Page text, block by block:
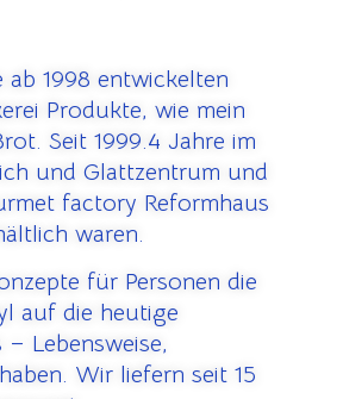
ab 1998 entwickelten
Produkte, wie mein
Seit 1999.4 Jahre im
und Glattzentrum und
factory Reformhaus
waren.
für Personen die
auf die heutige
Lebensweise,
Wir liefern seit 15